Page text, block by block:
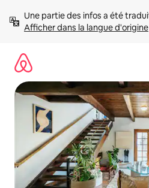
directement
Afficher dans la langue d'origine